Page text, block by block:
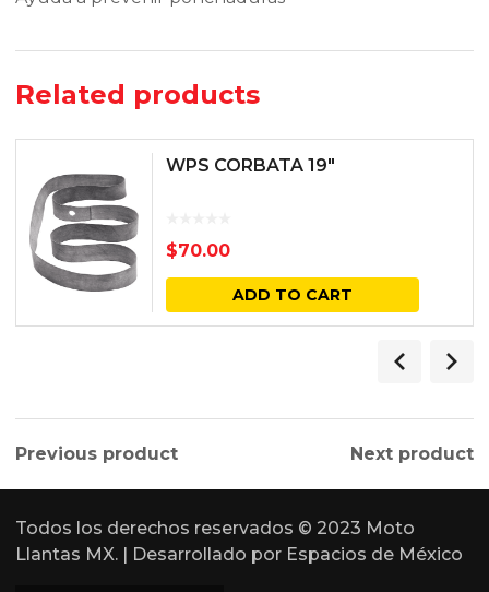
Related products
WPS CORBATA 19″
$70.00
ADD TO CART
Previous product Next product
Todos los derechos reservados © 2023 Moto
Llantas MX. | Desarrollado por Espacios de México